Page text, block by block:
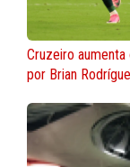
Cruzeiro
por Brian